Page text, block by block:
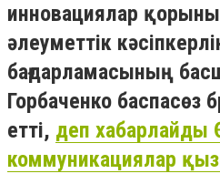
инновациялар
әлеуметтік
бағдарламасының
Горбаченко баспасөз
етті, деп хабарлайды
коммуникациялар